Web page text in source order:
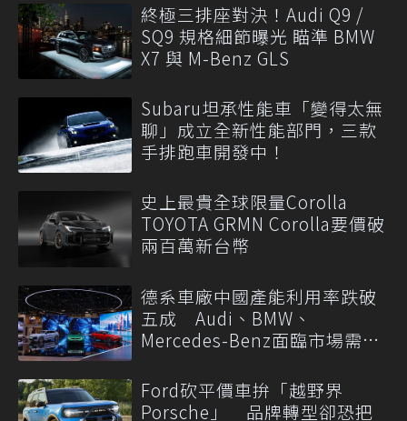
終極三排座對決！Audi Q9 /
SQ9 規格細節曝光 瞄準 BMW
X7 與 M-Benz GLS
Subaru坦承性能車「變得太無
聊」成立全新性能部門，三款
手排跑車開發中！
史上最貴全球限量Corolla
TOYOTA GRMN Corolla要價破
兩百萬新台幣
德系車廠中國產能利用率跌破
五成 Audi、BMW、
Mercedes-Benz面臨市場需求
Ford砍平價車拚「越野界
Porsche」 品牌轉型卻恐把